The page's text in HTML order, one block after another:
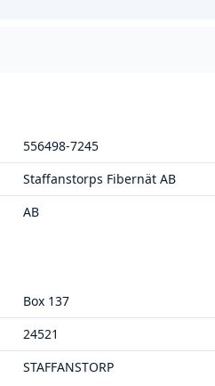
556498-7245
Staffanstorps Fibernät AB
AB
Box 137
24521
STAFFANSTORP